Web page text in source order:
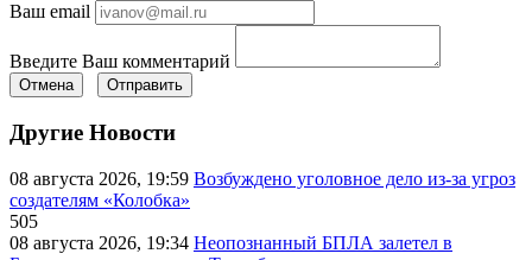
Ваш email
Введите Ваш комментарий
Отмена Отправить
Другие Новости
08 августа 2026, 19:59 Возбуждено уголовное дело из-за угроз
создателям «Колобка»
505
08 августа 2026, 19:34 Неопознанный БПЛА залетел в